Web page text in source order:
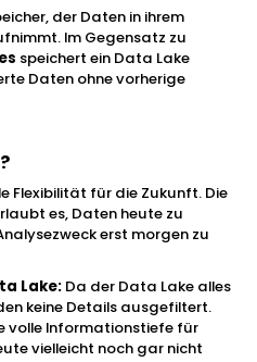
der Daten in ihrem
Im Gegensatz zu
speichert ein Data Lake
Daten ohne vorherige
Flexibilität für die Zukunft. Die
es, Daten heute zu
erst morgen zu
Lake: Da der Data Lake alles
keine Details ausgefiltert.
volle Informationstiefe für
vielleicht noch gar nicht